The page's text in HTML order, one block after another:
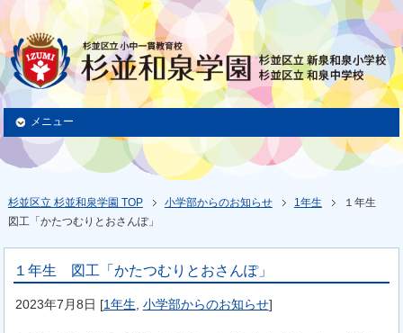
メニュー
杉並区立 杉並和泉学園 TOP 小学部からのお知らせ 1年生
１年生
図工「かたつむりとおさんぽ」
１年生 図工「かたつむりとおさんぽ」
2023年7月8日 [1年生 小学部からのお知らせ]